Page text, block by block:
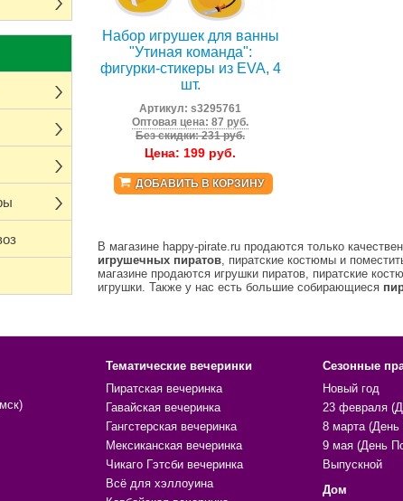
Набор игрушек для ванны
"Утиная команда":
фигурки-стикеры из EVA, 4
шт.
Артикул: s3295761
Оптовая цена: 87 руб.
Без скидки: 231 руб.
Цена: 199 руб.
ДОБАВИТЬ В КОРЗИНУ
В магазине happy-pirate.ru продаются только
игрушечных пиратов, пиратские костюмы и
магазине продаются игрушки пиратов, пиратские
игрушки. Также у нас есть большие собирающиеся
Тематические вечеринки
Пиратская вечеринка
Гавайская вечеринка
Гангстерская вечеринка
Мексиканская вечеринка
Чикаго Гэтсби вечеринка
Всё для хэллоуина
Сезонные
Новый год
23 февраля
8 марта
9 мая (День
Выпускной
Дом